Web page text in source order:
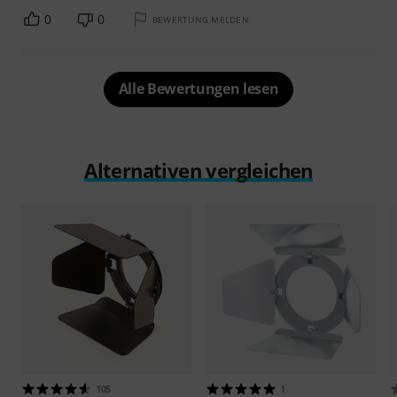
0 0 BEWERTUNG MELDEN
Alle Bewertungen lesen
Alternativen vergleichen
105 1